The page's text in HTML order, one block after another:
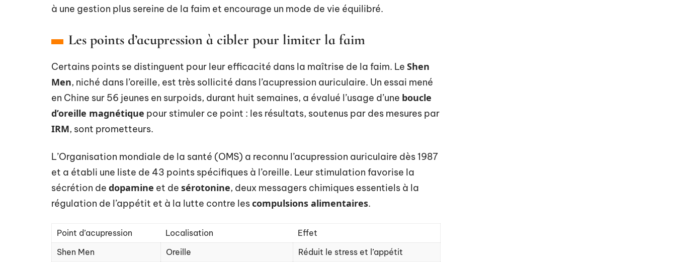
à une gestion plus sereine de la faim et encourage un mode de vie équilibré.
Les points d’acupression à cibler pour limiter la faim
Certains points se distinguent pour leur efficacité dans la maîtrise de la faim. Le Shen
Men, niché dans l’oreille, est très sollicité dans l’acupression auriculaire. Un essai mené
en Chine sur 56 jeunes en surpoids, durant huit semaines, a évalué l’usage d’une boucle
d’oreille magnétique pour stimuler ce point : les résultats, soutenus par des mesures par
IRM, sont prometteurs.
L’Organisation mondiale de la santé (OMS) a reconnu l’acupression auriculaire dès 1987
et a établi une liste de 43 points spécifiques à l’oreille. Leur stimulation favorise la
sécrétion de dopamine et de sérotonine, deux messagers chimiques essentiels à la
régulation de l’appétit et à la lutte contre lescompulsions alimentaires.
Point d’acupression Localisation
Effet
Shen Men
Oreille
Réduit le stress et l’appétit